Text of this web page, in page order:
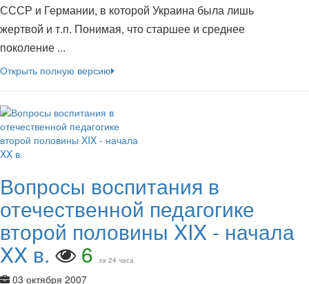
СССР и Германии, в которой Украина была лишь
жертвой и т.п. Понимая, что старшее и среднее
поколение ...
Открыть полную версию
Вопросы воспитания в
отечественной педагогике
второй половины XIX - начала
XX в. 6 за 24 часа
03 октября 2007